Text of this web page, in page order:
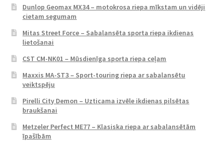
Dunlop Geomax MX34 – motokrosa riepa mīkstam un vidēji
cietam segumam
Mitas Street Force – Sabalansēta sporta riepa ikdienas
lietošanai
CST CM-NK01 – Mūsdienīga sporta riepa ceļam
Maxxis MA-ST3 – Sport-touring riepa ar sabalansētu
veiktspēju
Pirelli City Demon – Uzticama izvēle ikdienas pilsētas
braukšanai
Metzeler Perfect ME77 – Klasiska riepa ar sabalansētām
īpašībām